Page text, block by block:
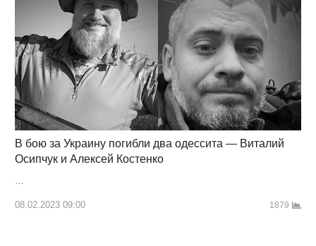
В бою за Украину погибли два одессита — Виталий
Осипчук и Алексей Костенко
…
08.02.2023 09:00 1879